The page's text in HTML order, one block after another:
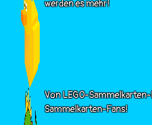
werden es mehr!
Von LEGO-
Sammelkarten-Fans!